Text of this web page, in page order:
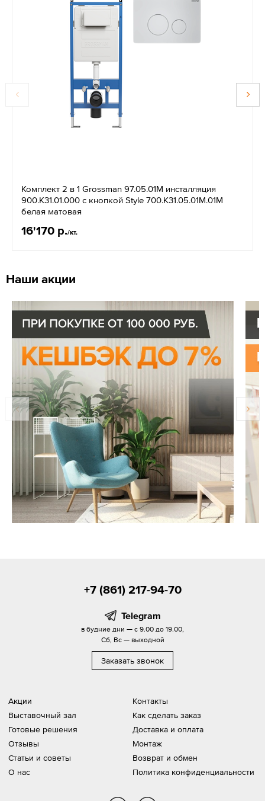
Комплект 2 в 1 Grossman 97.05.01M инсталляция
900.K31.01.000 с кнопкой Style 700.K31.05.01M.01M
белая матовая
16'170 р./кт.
Наши акции
Акции
Выставочный зал
Готовые решения
Отзывы
Статьи и советы
О нас
Контакты
Как сделать заказ
Доставка и оплата
Монтаж
Возврат и обмен
Политика конфиденциальности
+7 (861) 217-94-70
Telegram
в будние дни — с 9.00 до 19.00,
Сб, Вс — выходной
Заказать звонок